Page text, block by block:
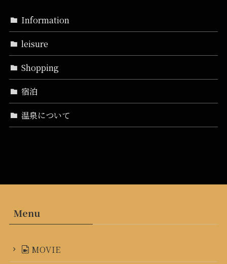
Information
leisure
Shopping
宿泊
温泉について
Menu
MOVIE